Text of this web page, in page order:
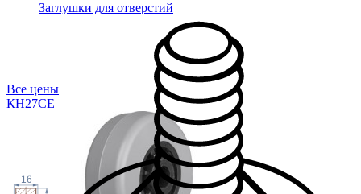
Заглушки для отверстий
Все цены
КН27СЕ
16